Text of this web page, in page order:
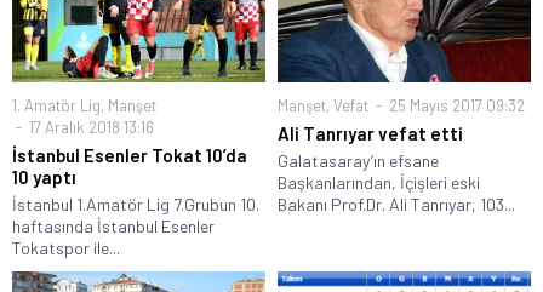
1. Amatör Lig, Manşet
17 Aralık 2018 13:16
İstanbul Esenler Tokat 10’da
10 yaptı
İstanbul 1.Amatör Lig 7.Grubun 10.
haftasında İstanbul Esenler
Tokatspor ile...
Manşet, Vefat 25 Mayıs 2017 09:32
Ali Tanrıyar vefat etti
Galatasaray’ın efsane
Başkanlarından, İçişleri eski
Bakanı Prof.Dr. Ali Tanrıyar, 103...